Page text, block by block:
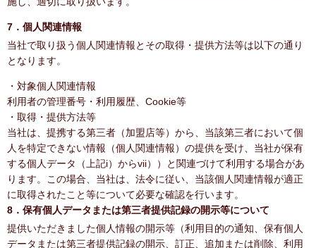
7．個人関連情報
当社で取り扱う個人関連情報とその取得・提供方法等は以下の通り
となります。
・対象個人関連情報
利用者の管理番号・利用履歴、Cookie等
・取得・提供方法等
当社は、提携する第三者（加盟店等）から、当該第三者において個
人を特定できない情報（個人関連情報）の提供を受け、当社が保有
する個人データ（上記i）からvii））と関連づけて利用する場合があ
ります。この場合、当社は、法令に従い、当該個人関連情報が適正
に取得されたこと等について必要な確認を行います。
8．保有個人データまたは第三者提供記録の開示等について
提供いただきました個人情報の開示等（利用目的の通知、保有個人
データまたは第三者提供記録の開示、訂正、追加または削除、利用